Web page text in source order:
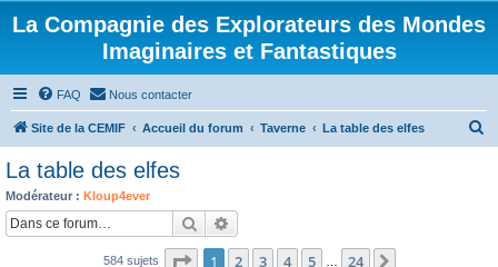
La Compagnie des Explorateurs des Mondes
Imaginaires et Fantastiques
FAQ Nous contacter
Site de la CEMIF Accueil du forum Taverne La table des elfes
La table des elfes
Modérateur : Kloup4ever
Rechercher
584 sujets Page 1sur24
1 2 3 4 5 24